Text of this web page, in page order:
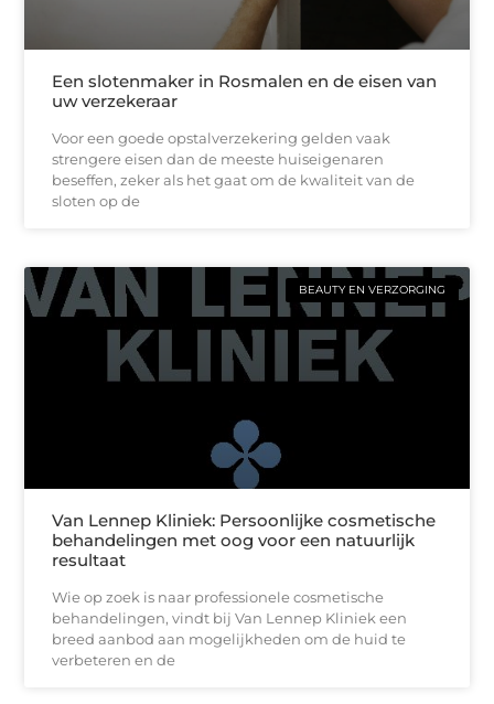
Een slotenmaker in Rosmalen en de eisen van
uw verzekeraar
Voor een goede opstalverzekering gelden vaak
strengere eisen dan de meeste huiseigenaren
beseffen, zeker als het gaat om de kwaliteit van de
sloten op de
BEAUTY EN VERZORGING
Van Lennep Kliniek: Persoonlijke cosmetische
behandelingen met oog voor een natuurlijk
resultaat
Wie op zoek is naar professionele cosmetische
behandelingen, vindt bij Van Lennep Kliniek een
breed aanbod aan mogelijkheden om de huid te
verbeteren en de